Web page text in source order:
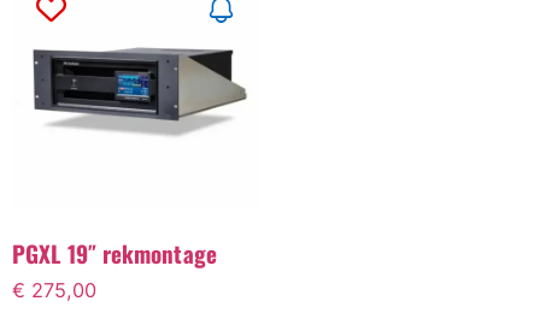
PGXL 19″ rekmontage
€ 275,00